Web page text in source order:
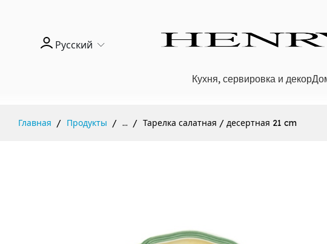
Русский
Кухня, сервировка и декор
Главная Продукты ... Тарелка салатная / десертная 21 cm